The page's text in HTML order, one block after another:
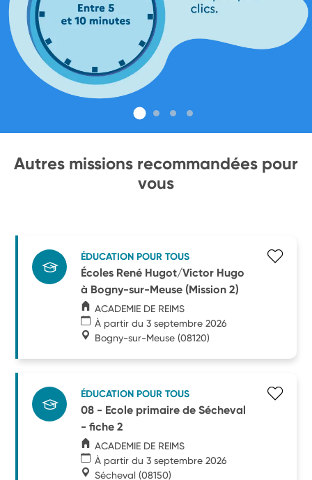
Autres missions recommandées pour
vous
ÉDUCATION POUR TOUS
Écoles René Hugot/Victor Hugo
à Bogny-sur-Meuse (Mission 2)
ACADEMIE DE REIMS
À partir du 3 septembre 2026
Bogny-sur-Meuse (08120)
ÉDUCATION POUR TOUS
08 - Ecole primaire de Sécheval
- fiche 2
ACADEMIE DE REIMS
À partir du 3 septembre 2026
Sécheval (08150)